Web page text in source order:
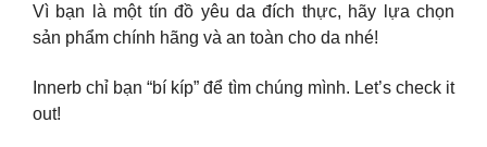
Vì bạn là một tín đồ yêu da đích thực, hãy lựa chọn
sản phẩm chính hãng và an toàn cho da nhé!
Innerb chỉ bạn “bí kíp” để tìm chúng mình. Let’s check it
out!